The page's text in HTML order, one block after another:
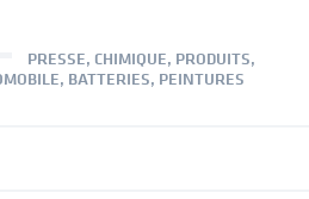
PRESSE, CHIMIQUE, PRODUITS,
, BATTERIES, PEINTURES